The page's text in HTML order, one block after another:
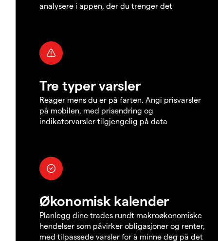
analysere i appen, der du trenger det
Tre typer varsler
Reager mens du er på farten. Angi prisvarsler
på mobilen, med prisendring og
indikatorvarsler tilgjengelig på data
Økonomisk kalender
Planlegg dine trades rundt makroøkonomiske
hendelser som påvirker obligasjoner og renter,
med tilpassede varsler for å minne deg på det